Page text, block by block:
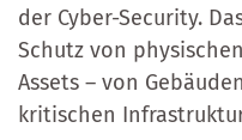
der Cyber-Security.
Schutz von
Assets – von
kritischen